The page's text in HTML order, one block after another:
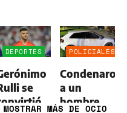
DEPORTES
se
POLICIALES
Condenaron
a un
hombre
MOSTRAR MÁS DE OCIO